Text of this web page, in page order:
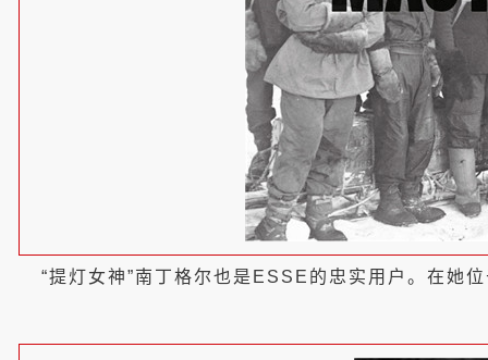
“提灯女神”南丁格尔也是ESSE的忠实用户。在她